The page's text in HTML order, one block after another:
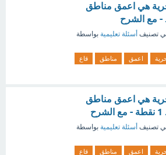
هي اعمق مناطق
- مع الشرح
تصنيف أسئلة تعليمية بواسطة
اعمق مناطق
قاع
هي اعمق مناطق
تصنيف أسئلة تعليمية بواسطة
اعمق مناطق
قاع